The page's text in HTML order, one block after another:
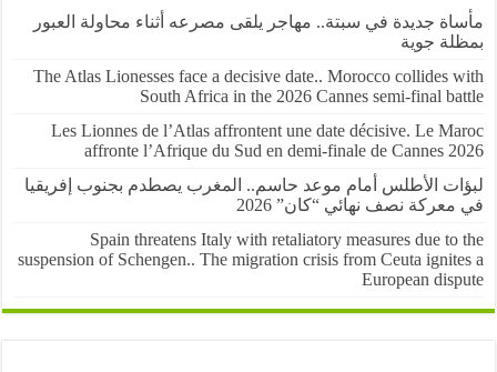
جديدة في سبتة.. مهاجر يلقى مصرعه أثناء محاولة العبور
جوية
The Atlas Lionesses face a decisive date.. Morocco collides
South Africa in the 2026 Cannes semi-final
Les Lionnes de l’Atlas affrontent une date décisive. Le
affronte l’Afrique du Sud en demi-finale de Cannes
الأطلس أمام موعد حاسم.. المغرب يصطدم بجنوب إفريقيا
نصف نهائي “كان” 2026
Spain threatens Italy with retaliatory measures due
suspension of Schengen.. The migration crisis from Ceuta
European